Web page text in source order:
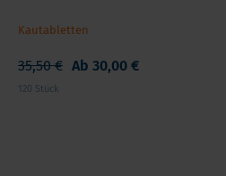
Kautabletten
Ab 30,00 €
35,50 €
120 Stück